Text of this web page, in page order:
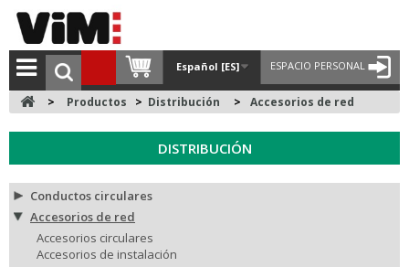
ESPACIO PERSONAL
Español [ES]
> Productos > Distribución > Accesorios de red
DISTRIBUCIÓN
Conductos circulares
Accesorios de red
Accesorios circulares
Accesorios de instalación